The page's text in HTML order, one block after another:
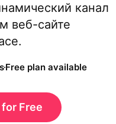
канал
веб-сайте
Free plan available
Free